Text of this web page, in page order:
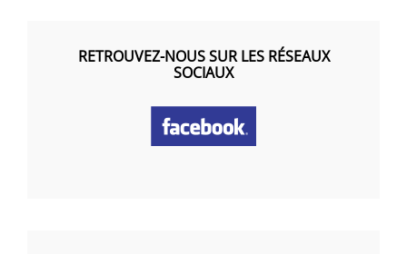
RETROUVEZ-NOUS SUR LES RÉSEAUX
SOCIAUX